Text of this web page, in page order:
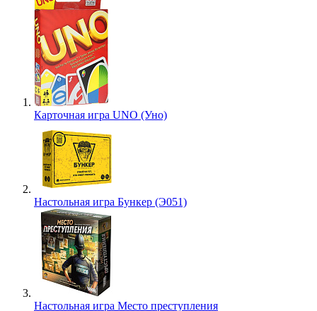
Карточная игра UNO (Уно)
Настольная игра Бункер (Э051)
Настольная игра Место преступления